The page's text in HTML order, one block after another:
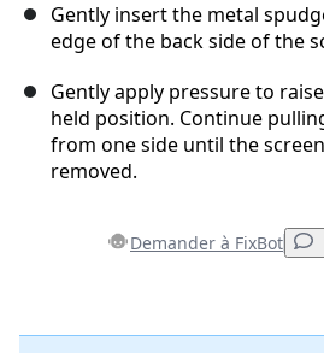
Gently insert the metal
edge of the back side of the
Gently apply pressure to
held position. Continue
from one side until the
removed.
Demander à FixBot